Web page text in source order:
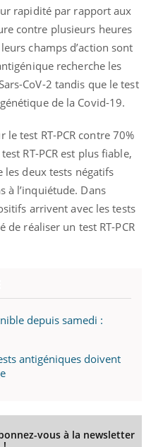
rapidité par rapport aux
contre plusieurs heures
champs d’action sont
recherche les
CoV-2 tandis que le test
de la Covid-19.
test RT-PCR contre 70%
RT-PCR est plus fiable,
les deux tests négatifs
à l’inquiétude. Dans
arrivent avec les tests
réaliser un test RT-PCR
depuis samedi :
antigéniques doivent
vous à la newsletter